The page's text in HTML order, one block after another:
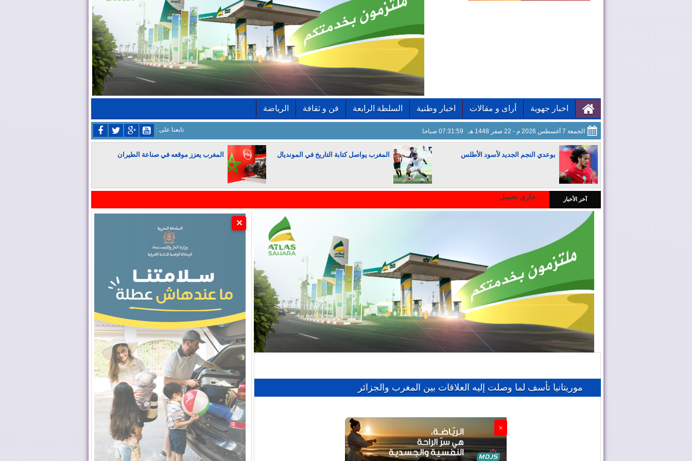
اخبار جهوية أراى و مقالات اخبار وطنية السلطة الرابعة فن و ثقافة الرياضة
الجمعة 7 أغسطس 2026 م - 22 صفر 1448 هـ 07:32:00 صباحا : تابعنا على
بوعدي النجم الجديد لأسود الأطلس المغرب يواصل كتابة التاريخ في المونديال المغرب يعزز موقعه في صناعة الطيران
المغرب يجذب كبار المستثمرين آخر الأخبار
موريتانيا تأسف لما وصلت إليه العلاقات بين المغرب والجزائر
×
✕